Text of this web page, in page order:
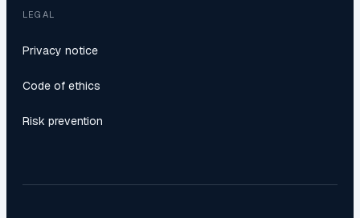
LEGAL
Privacy notice
Code of ethics
Risk prevention